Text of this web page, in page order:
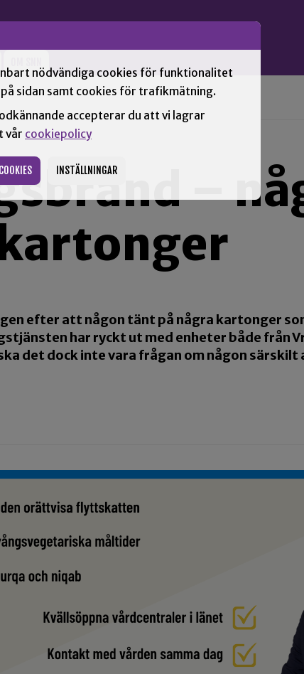
nödvändiga cookies för funktionalitet
sidan samt cookies för trafikmätning.
accepterar du att vi lagrar
vår cookiepolicy
INSTÄLLNINGAR
–
efter att någon tänt på några kartonger
har ryckt ut med enheter både från
det dock inte vara frågan om någon särskilt